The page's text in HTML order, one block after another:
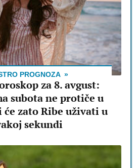
PROGNOZA
za 8. avgust:
subota ne protiče u
zato Ribe uživati u
sekundi